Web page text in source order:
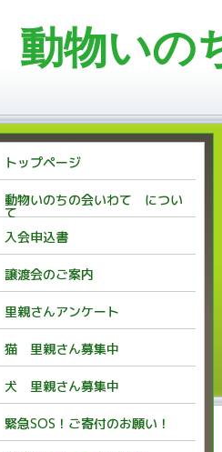
動物いの
トップページ
動物いのちの会いわて につい
て
入会申込書
譲渡会のご案内
里親さんアンケート
猫 里親さん募集中
犬 里親さん募集中
緊急SOS！ご寄付のお願い！